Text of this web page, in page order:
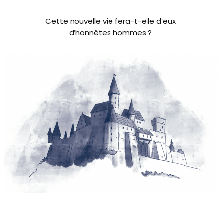
Cette nouvelle vie fera-t-elle d’eux
d’honnêtes hommes ?